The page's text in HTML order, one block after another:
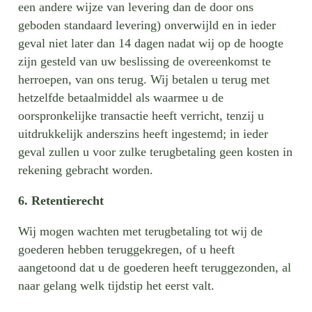
een andere wijze van levering dan de door ons
geboden standaard levering) onverwijld en in ieder
geval niet later dan 14 dagen nadat wij op de hoogte
zijn gesteld van uw beslissing de overeenkomst te
herroepen, van ons terug. Wij betalen u terug met
hetzelfde betaalmiddel als waarmee u de
oorspronkelijke transactie heeft verricht, tenzij u
uitdrukkelijk anderszins heeft ingestemd; in ieder
geval zullen u voor zulke terugbetaling geen kosten in
rekening gebracht worden.
6. Retentierecht
Wij mogen wachten met terugbetaling tot wij de
goederen hebben teruggekregen, of u heeft
aangetoond dat u de goederen heeft teruggezonden, al
naar gelang welk tijdstip het eerst valt.